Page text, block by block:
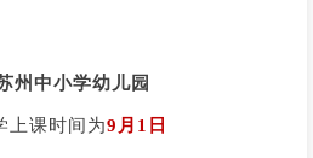
州中小学幼儿园
上课时间为9月1日